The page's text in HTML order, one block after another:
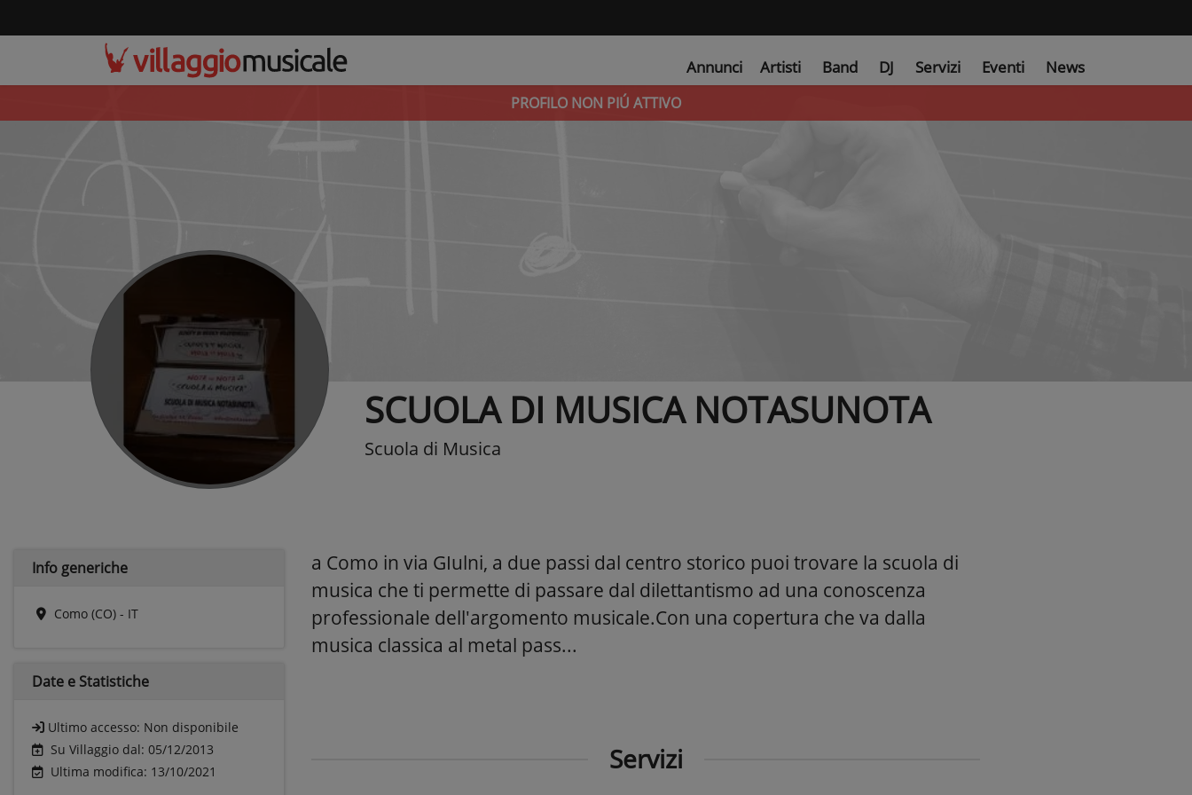
Annunci Artisti Band DJ Servizi Eventi News
PROFILO NON PIÚ ATTIVO
SCUOLA DI MUSICA NOTASUNOTA
Scuola di Musica
Info generiche
Como (CO) - IT
Date e Statistiche
Ultimo accesso: Non disponibile
Su Villaggio dal: 05/12/2013
Ultima modifica: 13/10/2021
a Como in via GIulni, a due passi dal centro storico puoi trovare la scuola di
musica che ti permette di passare dal dilettantismo ad una conoscenza
professionale dell'argomento musicale.Con una copertura che va dalla
musica classica al metal pass...
Servizi